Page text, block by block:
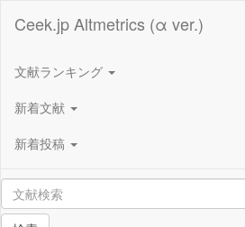
Ceek.jp Altmetrics (α ver.)
文献ランキング
新着文献
新着投稿